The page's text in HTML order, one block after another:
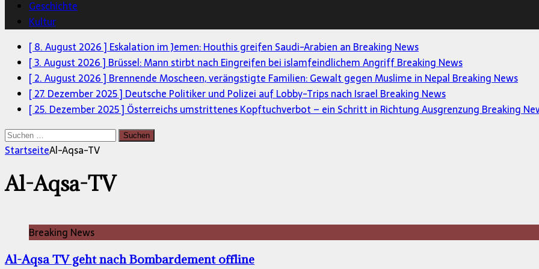
Geschichte
Kultur
[ 8. August 2026 ] Eskalation im Jemen: Houthis greifen Saudi-Arabien an Breaking News
[ 3. August 2026 ] Brüssel: Mann stirbt nach Eingreifen bei islamfeindlichem AngriffBreaking News
[ 2. August 2026 ] Brennende Moscheen, verängstigte Familien: Gewalt gegen Muslime in Nepal Breaking News
[ 27. Dezember 2025 ] Deutsche Politiker und Polizei auf Lobby-Trips nach Israel Breaking News
[ 25. Dezember 2025 ] Österreichs umstrittenes Kopftuchverbot – ein Schritt in Richtung Ausgrenzung Breaking
Suchen
nach:
StartseiteAl-Aqsa-TV
Al-Aqsa-TV
Breaking News
Al-Aqsa TV geht nach Bombardement offline